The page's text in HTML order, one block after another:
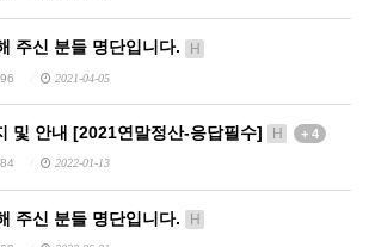
주신 분들 명단입니다. H
2021-04-05
및 안내 [2021연말정산-응답필수] H + 4
2022-01-13
주신 분들 명단입니다. H